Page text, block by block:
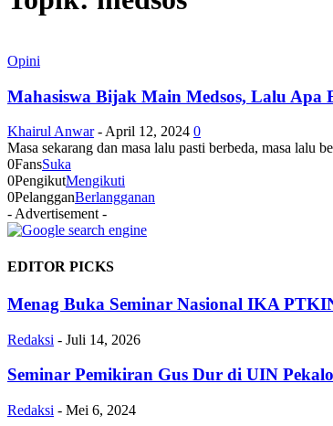
Opini
Mahasiswa Bijak Main Medsos, Lalu Apa
Khairul Anwar - April 12, 2024 0
Masa sekarang dan masa lalu pasti berbeda, masa lalu
0FansSuka
0PengikutMengikuti
0PelangganBerlangganan
- Advertisement -
EDITOR PICKS
Menag Buka Seminar Nasional IKA
Redaksi - Juli 14, 2026
Seminar Pemikiran Gus Dur di UIN
Redaksi - Mei 6, 2024